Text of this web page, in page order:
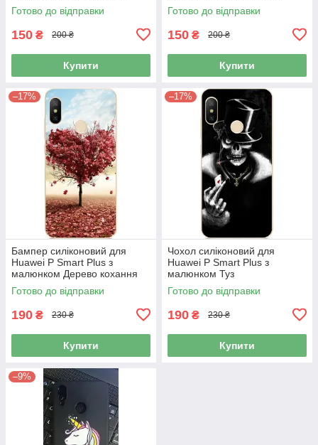
Готово до відправки
150 ₴ 200 ₴
Купити
Готово до відправки
150 ₴ 200 ₴
Купити
–17%
Бампер силіконовий для
Huawei P Smart Plus з
малюнком Дерево кохання
Готово до відправки
190 ₴ 230 ₴
Купити
–17%
Чохол силіконовий для
Huawei P Smart Plus з
малюнком Туз
Готово до відправки
190 ₴ 230 ₴
Купити
–9%